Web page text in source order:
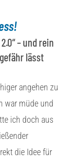
– und rein
lässt
angehen zu
war müde und
ich doch aus
die Idee für